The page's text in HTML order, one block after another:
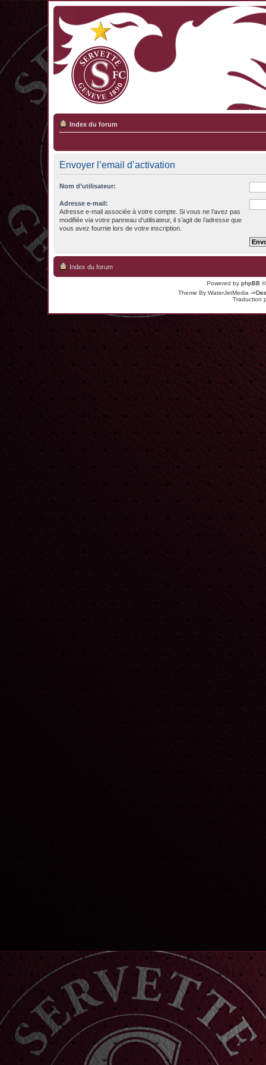
Index du forum
Envoyer l’email d’activation
Nom d’utilisateur:
Adresse e-mail:
Adresse e-mail associée à votre compte. Si vous ne l’avez pas
modifiée via votre panneau d’utilisateur, il s’agit de l’adresse que
vous avez fournie lors de votre inscription.
Index du forum
Powered by phpBB
Theme By WaterJetMedia -
Traduction